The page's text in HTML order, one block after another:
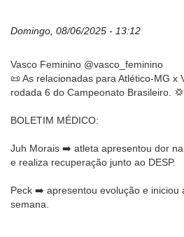
Domingo, 08/06/2025 - 13:12
Vasco Feminino @vasco_feminino
📜 As relacionadas para Atlético-MG x
rodada 6 do Campeonato Brasileiro. 💢
BOLETIM MÉDICO:
Juh Morais ➡️ atleta apresentou dor
e realiza recuperação junto ao DESP.
Peck ➡️ apresentou evolução e iniciou
semana.